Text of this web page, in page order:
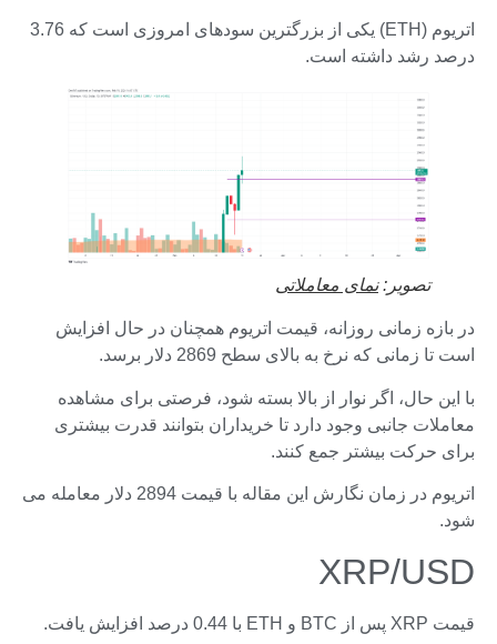
اتریوم (ETH) یکی از بزرگترین سودهای امروزی است که 3.76
درصد رشد داشته است.
تصویر:نمای معاملاتی
در بازه زمانی روزانه، قیمت اتریوم همچنان در حال افزایش
است تا زمانی که نرخ به بالای سطح 2869 دلار برسد.
با این حال، اگر نوار از بالا بسته شود، فرصتی برای مشاهده
معاملات جانبی وجود دارد تا خریداران بتوانند قدرت بیشتری
برای حرکت بیشتر جمع کنند.
اتریوم در زمان نگارش این مقاله با قیمت 2894 دلار معامله می
شود.
XRP/USD
قیمت XRP پس از BTC و ETH با 0.44 درصد افزایش یافت.